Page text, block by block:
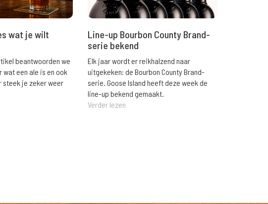
wat je wilt
beantwoorden we
wat een ale is en ook
steek je zeker weer
Line-up Bourbon County Brand-
serie bekend
Elk jaar wordt er reikhalzend naar
uitgekeken: de Bourbon County Brand-
serie. Goose Island heeft deze week de
line-up bekend gemaakt.
Verder lezen